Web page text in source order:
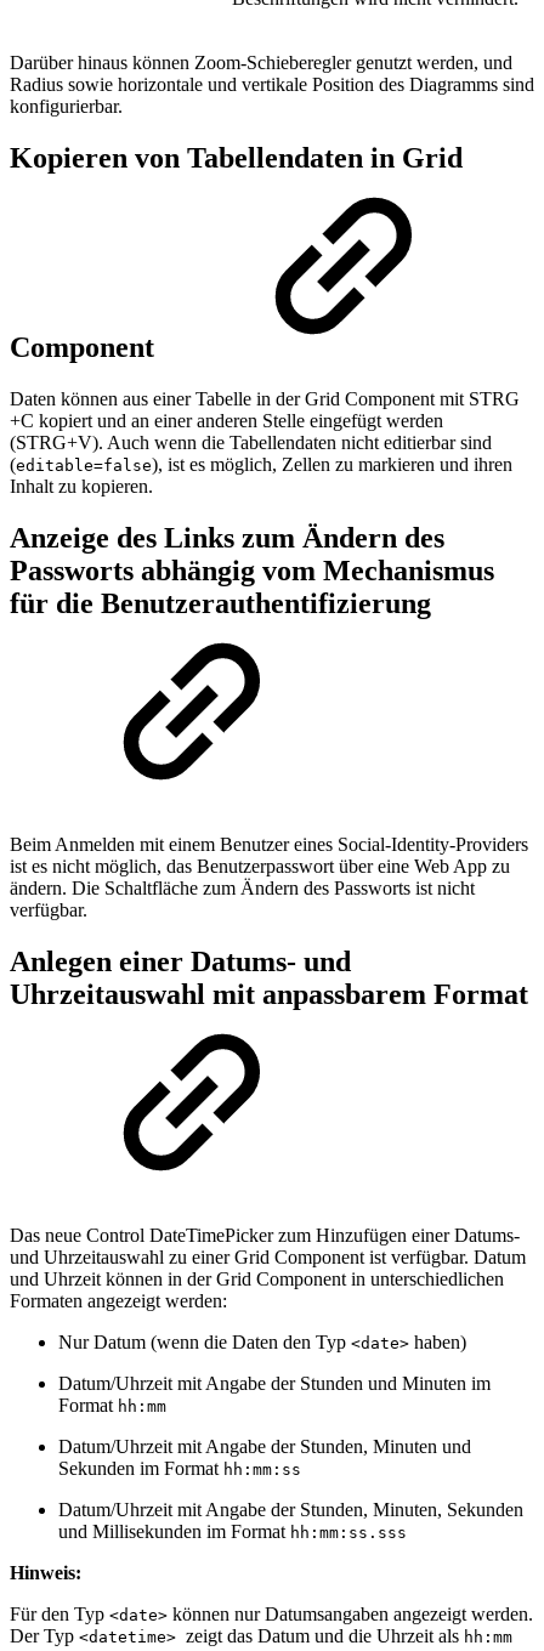
Darüber hinaus können Zoom-Schieberegler genutzt werden, und
Radius sowie horizontale und vertikale Position des Diagramms sind
konfigurierbar.
Kopieren von Tabellendaten in Grid
Component
Daten können aus einer Tabelle in der Grid Component mit STRG
+C kopiert und an einer anderen Stelle eingefügt werden
(STRG+V). Auch wenn die Tabellendaten nicht editierbar sind
(editable=false), ist es möglich, Zellen zu markieren und ihren
Inhalt zu kopieren.
Anzeige des Links zum Ändern des
Passworts abhängig vom Mechanismus
für die Benutzerauthentifizierung
Beim Anmelden mit einem Benutzer eines Social-Identity-Providers
ist es nicht möglich, das Benutzerpasswort über eine Web App zu
ändern. Die Schaltfläche zum Ändern des Passworts ist nicht
verfügbar.
Anlegen einer Datums- und
Uhrzeitauswahl mit anpassbarem Format
Das neue Control DateTimePicker zum Hinzufügen einer Datums-
und Uhrzeitauswahl zu einer Grid Component ist verfügbar. Datum
und Uhrzeit können in der Grid Component in unterschiedlichen
Formaten angezeigt werden:
Nur Datum (wenn die Daten den Typ <date> haben)
Datum/Uhrzeit mit Angabe der Stunden und Minuten im
Format hh:mm
Datum/Uhrzeit mit Angabe der Stunden, Minuten und
Sekunden im Format hh:mm:ss
Datum/Uhrzeit mit Angabe der Stunden, Minuten, Sekunden
und Millisekunden im Format hh:mm:ss.sss
Hinweis:
Für den Typ <date> können nur Datumsangaben angezeigt werden.
Der Typ <datetime> zeigt das Datum und die Uhrzeit als hh:mm